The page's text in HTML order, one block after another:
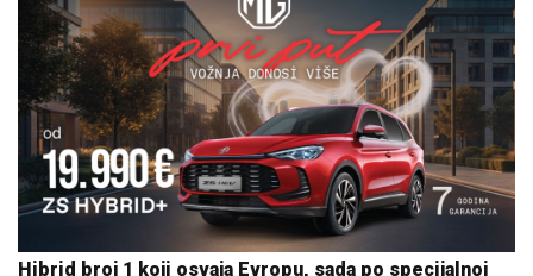
Hibrid broj 1 koji osvaja Evropu, sada po specijalnoj
akcijskoj ceni od 19.990€ do 31.8.
03. 08. 2026 13:23